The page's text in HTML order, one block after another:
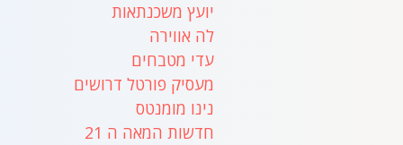
יועץ משכנתאות
לה אווירה
עדי מטבחים
מעסיק פורטל דרושים
נינו מומנטס
חדשות המאה ה 21